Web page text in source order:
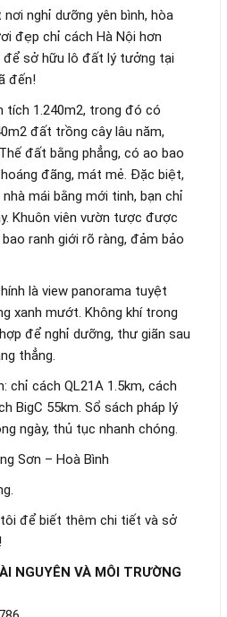
nghỉ dưỡng yên bình, hòa
đẹp chỉ cách Hà Nội hơn
để sở hữu lô đất lý tưởng tại
đến!
tích 1.240m2, trong đó có
đất trồng cây lâu năm,
đất bằng phẳng, có ao bao
đãng, mát mẻ. Đặc biệt,
mái bằng mới tinh, bạn chỉ
Khuôn viên vườn tược được
ranh giới rõ ràng, đảm bảo
là view panorama tuyệt
xanh mướt. Không khí trong
để nghỉ dưỡng, thư giãn sau
thẳng.
chỉ cách QL21A 1.5km, cách
BigC 55km. Sổ sách pháp lý
ngày, thủ tục nhanh chóng.
Sơn – Hoà Bình
để biết thêm chi tiết và sở
NGUYÊN VÀ MÔI TRƯỜNG